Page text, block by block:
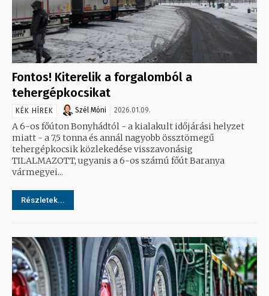
Fontos! Kiterelik a forgalomból a
tehergépkocsikat
KÉK HÍREK Szél Móni 2026.01.09.
A 6-os főúton Bonyhádtól - a kialakult időjárási helyzet
miatt - a 7,5 tonna és annál nagyobb össztömegű
tehergépkocsik közlekedése visszavonásig
TILALMAZOTT, ugyanis a 6-os számú főút Baranya
vármegyei...
Részletek...